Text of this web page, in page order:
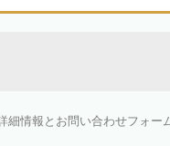
細情報とお問い合わせフォー